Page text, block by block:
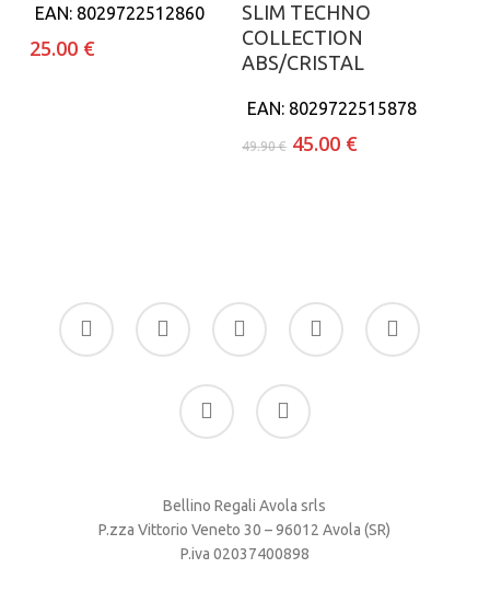
EAN: 8029722512860
25.00 €
SLIM TECHNO
COLLECTION
ABS/CRISTAL
EAN: 8029722515878
49.90€ Il
45.00 €Il
facebook
google-
plus
instagram whatsapp tiktok
phone email
Bellino Regali Avola srls
P.zza Vittorio Veneto 30 – 96012 Avola (SR)
P.iva 02037400898